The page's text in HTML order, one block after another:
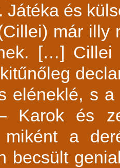
Játéka és
már illy
[…]
eléneklé, s
Karok és
miként a
becsült